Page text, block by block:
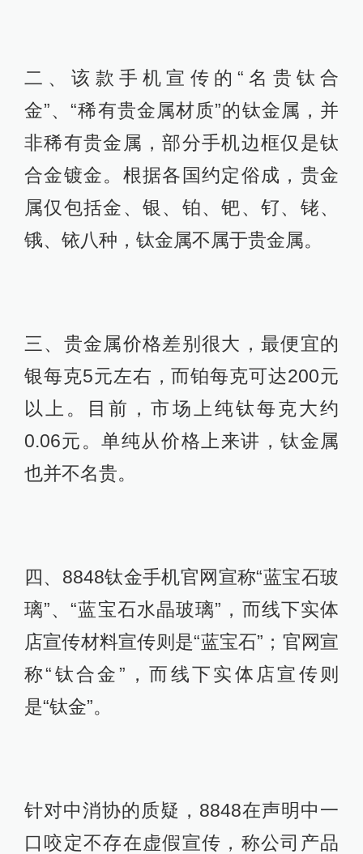
二、该款手机宣传的“名贵钛合
金”、“稀有贵金属材质”的钛金属，并
非稀有贵金属，部分手机边框仅是钛
合金镀金。根据各国约定俗成，贵金
属仅包括金、银、铂、钯、钌、铑、
锇、铱八种，钛金属不属于贵金属。
三、贵金属价格差别很大，最便宜的
银每克5元左右，而铂每克可达200元
以上。目前，市场上纯钛每克大约
0.06元。单纯从价格上来讲，钛金属
也并不名贵。
四、8848钛金手机官网宣称“蓝宝石玻
璃”、“蓝宝石水晶玻璃”，而线下实体
店宣传材料宣传则是“蓝宝石”；官网宣
称“钛合金”，而线下实体店宣传则
是“钛金”。
针对中消协的质疑，8848在声明中一
口咬定不存在虚假宣传，称公司产品